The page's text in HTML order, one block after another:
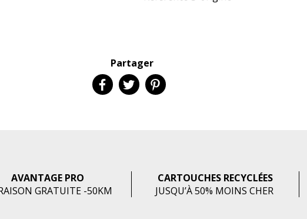
Partager
AVANTAGE PRO
GRATUITE -50KM
CARTOUCHES RECYCLÉES
JUSQU’À 50% MOINS CHER